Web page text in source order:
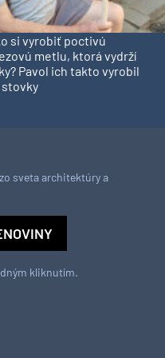
si vyrobiť poctivú
metlu, ktorá vydrží
Pavol ich takto vyrobil
stovky
sveta architektúry a
kliknutím.